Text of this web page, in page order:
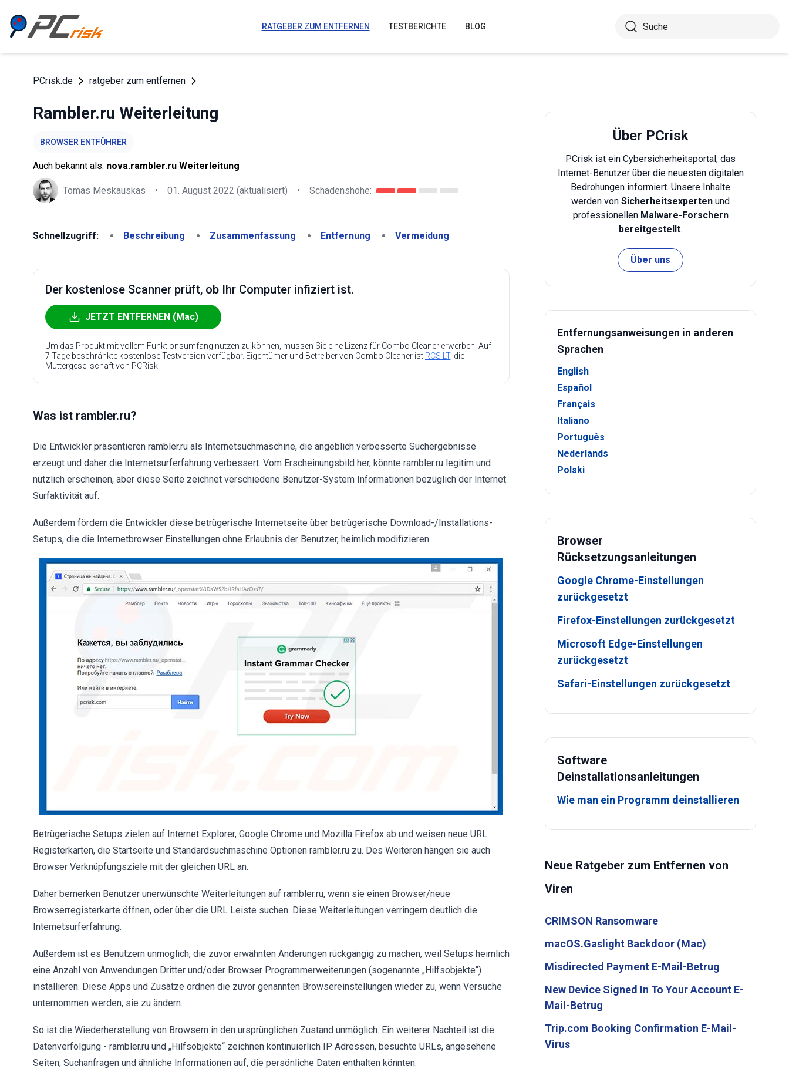
RATGEBER ZUM ENTFERNEN TESTBERICHTE BLOG
PCrisk.de ratgeber zum entfernen
Rambler.ru Weiterleitung
BROWSER ENTFÜHRER
Auch bekannt als: nova.rambler.ru Weiterleitung
Tomas Meskauskas • 01. August 2022 (aktualisiert) • Schadenshöhe:
Schnellzugriff: Beschreibung Zusammenfassung Entfernung Vermeidung
Der kostenlose Scanner prüft, ob Ihr Computer infiziert ist.
JETZT ENTFERNEN (Mac)
Um das Produkt mit vollem Funktionsumfang nutzen zu können, müssen Sie eine Lizenz für Combo Cleaner erwerben. Auf
7 Tage beschränkte kostenlose Testversion verfügbar. Eigentümer und Betreiber von Combo Cleaner ist RCS LT, die
Muttergesellschaft von PCRisk.
Was ist rambler.ru?
Die Entwickler präsentieren rambler.ru als Internetsuchmaschine, die angeblich verbesserte Suchergebnisse
erzeugt und daher die Internetsurferfahrung verbessert. Vom Erscheinungsbild her, könnte rambler.ru legitim und
nützlich erscheinen, aber diese Seite zeichnet verschiedene Benutzer-System Informationen bezüglich der Internet
Surfaktivität auf.
Außerdem fördern die Entwickler diese betrügerische Internetseite über betrügerische Download-/Installations-
Setups, die die Internetbrowser Einstellungen ohne Erlaubnis der Benutzer, heimlich modifizieren.
Betrügerische Setups zielen auf Internet Explorer, Google Chrome und Mozilla Firefox ab und weisen neue URL
Registerkarten, die Startseite und Standardsuchmaschine Optionen rambler.ru zu. Des Weiteren hängen sie auch
Browser Verknüpfungsziele mit der gleichen URL an.
Daher bemerken Benutzer unerwünschte Weiterleitungen auf rambler.ru, wenn sie einen Browser/neue
Browserregisterkarte öffnen, oder über die URL Leiste suchen. Diese Weiterleitungen verringern deutlich die
Internetsurferfahrung.
Außerdem ist es Benutzern unmöglich, die zuvor erwähnten Änderungen rückgängig zu machen, weil Setups heimlich
eine Anzahl von Anwendungen Dritter und/oder Browser Programmerweiterungen (sogenannte „Hilfsobjekte“)
installieren. Diese Apps und Zusätze ordnen die zuvor genannten Browsereinstellungen wieder zu, wenn Versuche
unternommen werden, sie zu ändern.
So ist die Wiederherstellung von Browsern in den ursprünglichen Zustand unmöglich. Ein weiterer Nachteil ist die
Datenverfolgung - rambler.ru und „Hilfsobjekte“ zeichnen kontinuierlich IP Adressen, besuchte URLs, angesehene
Seiten, Suchanfragen und ähnliche Informationen auf, die persönliche Daten enthalten könnten.
Über PCrisk
PCrisk ist ein Cybersicherheitsportal, das
Internet-Benutzer über die neuesten digitalen
Bedrohungen informiert. Unsere Inhalte
werden von Sicherheitsexperten und
professionellen Malware-Forschern
bereitgestellt.
Über uns
Entfernungsanweisungen in anderen
Sprachen
English
Español
Français
Italiano
Português
Nederlands
Polski
Browser
Rücksetzungsanleitungen
Google Chrome-Einstellungen
zurückgesetzt
Firefox-Einstellungen zurückgesetzt
Microsoft Edge-Einstellungen
zurückgesetzt
Safari-Einstellungen zurückgesetzt
Software
Deinstallationsanleitungen
Wie man ein Programm deinstallieren
Neue Ratgeber zum Entfernen von
Viren
CRIMSON Ransomware
macOS.Gaslight Backdoor (Mac)
Misdirected Payment E-Mail-Betrug
New Device Signed In To Your Account E-
Mail-Betrug
Trip.com Booking Confirmation E-Mail-
Virus